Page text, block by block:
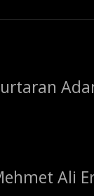
Ali